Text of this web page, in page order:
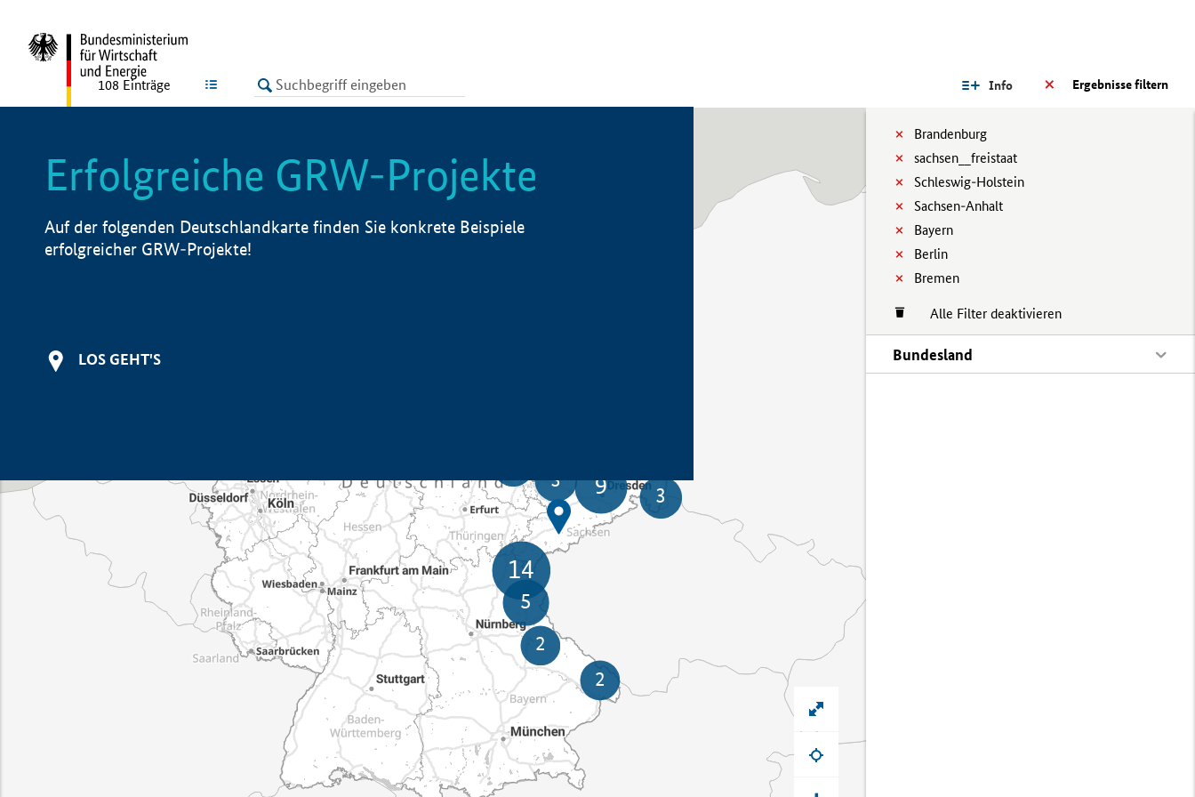
LISTE Ergebnisse filtern
Info
Brandenburg
sachsen__freistaat
Schleswig-Holstein
Sachsen-Anhalt
Bayern
Berlin
Bremen
Alle Filter deaktivieren
Bundesland
108 Einträge
Erfolgreiche GRW-Projekte
Auf der folgenden Deutschlandkarte finden Sie konkrete Beispiele
erfolgreicher GRW-Projekte!
LOS GEHT'S